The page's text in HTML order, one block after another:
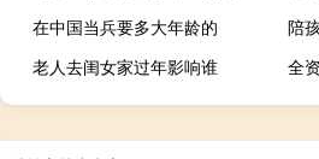
在中国当兵要多大年龄的
陪
老人去闺女家过年影响谁
全